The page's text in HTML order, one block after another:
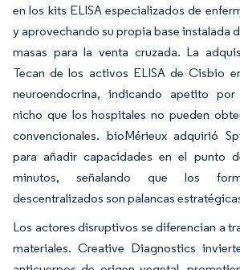
en los kits ELISA especializados de
y aprovechando su propia base instalada
masas para la venta cruzada. La
Tecan de los activos ELISA de Cisbio
neuroendocrina, indicando apetito
nicho que los hospitales no pueden
convencionales. bioMérieux adquirió
para añadir capacidades en el punto
minutos, señalando que los
descentralizados son palancas
Los actores disruptivos se diferencian a
materiales. Creative Diagnostics